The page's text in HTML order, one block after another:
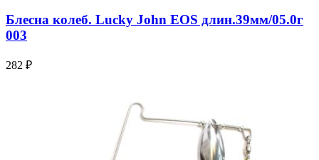
Блесна колеб. Lucky John EOS длин.39мм/05.0г
003
282 ₽